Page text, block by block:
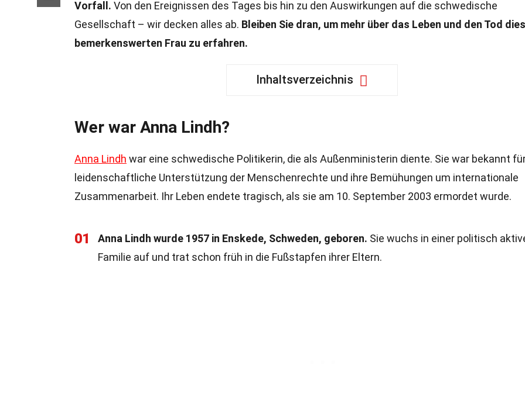
Vorfall. Von den Ereignissen des Tages bis hin zu den Auswirkungen auf die schwedische
Gesellschaft – wir decken alles ab. Bleiben Sie dran, um mehr über das Leben und den Tod
bemerkenswerten Frau zu erfahren.
Inhaltsverzeichnis
Wer war Anna Lindh?
Anna Lindh war eine schwedische Politikerin, die als Außenministerin diente. Sie war bekannt
leidenschaftliche Unterstützung der Menschenrechte und ihre Bemühungen um internationale
Zusammenarbeit. Ihr Leben endete tragisch, als sie am 10. September 2003 ermordet wurde.
01 Anna Lindh wurde 1957 in Enskede, Schweden, geboren. Sie wuchs in einer politisch
Familie auf und trat schon früh in die Fußstapfen ihrer Eltern.